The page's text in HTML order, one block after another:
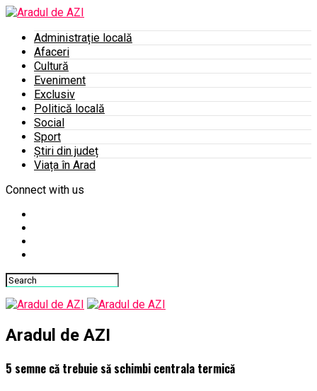
Administrație locală
Afaceri
Cultură
Eveniment
Exclusiv
Politică locală
Social
Sport
Știri din județ
Viața în Arad
Connect with us
Aradul de AZI
5 semne că trebuie să schimbi centrala termică